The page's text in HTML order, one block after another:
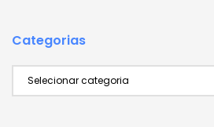
Categorias
Categorias